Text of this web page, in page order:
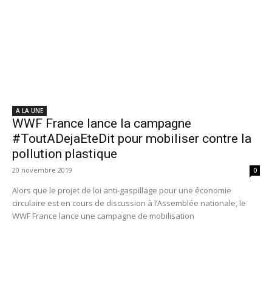
A LA UNE
WWF France lance la campagne
#ToutADejaEteDit pour mobiliser contre la
pollution plastique
20 novembre 2019 0
Alors que le projet de loi anti-gaspillage pour une économie
circulaire est en cours de discussion à l’Assemblée nationale, le
WWF France lance une campagne de mobilisation